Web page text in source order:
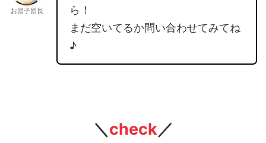
お団子団長
ら！
まだ空いてるか問い合わせてみてね
♪
＼check／